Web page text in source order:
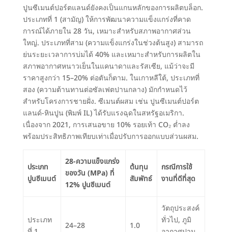
ปูนซีเมนต์ปอร์ตแลนด์ยังคงเป็นแกนหลักของการผลิตบล็อก.
ประเภทที่ 1 (สามัญ)ให้การพัฒนาความแข็งแกร่งที่คาด
การณ์ได้ภายใน 28 วัน, เหมาะสำหรับสภาพอากาศส่วน
ใหญ่. ประเภทที่สาม (ความแข็งแกร่งในช่วงต้นสูง) สามารถ
ย่นระยะเวลาการบ่มได้40% และเหมาะสำหรับการผลิตใน
สภาพอากาศหนาวเย็นในแคนาดาและรัสเซีย, แม้ว่าจะมี
ราคาสูงกว่า 15–20% ต่อตันก็ตาม. ในเกาหลีใต้, ประเภทที่
สอง (ความต้านทานต่อซัลเฟตปานกลาง) มักกำหนดไว้
สำหรับโครงการชายฝั่ง. ซีเมนต์ผสม เช่น ปูนซีเมนต์ปอร์ต
แลนด์-หินปูน (พิมพ์ IL)ได้รับแรงฉุดในสหรัฐอเมริกา.
เนื่องจาก2021, การเสนอขาย 10% รอยเท้า CO₂ ต่ำลง
พร้อมประสิทธิภาพเทียบเท่าเมื่อปรับการออกแบบส่วนผสม.
ประเภท
ปูนซีเมนต์
28-ความแข็งแกร่ง
ของวัน (MPa) ที่
12% ปูนซีเมนต์
ต้นทุน
สัมพัทธ์
กรณีการใช้
งานที่ดีที่สุด
ประเภท
24–28 1.0
วัตถุประสงค์
ทั่วไป, ภูมิ